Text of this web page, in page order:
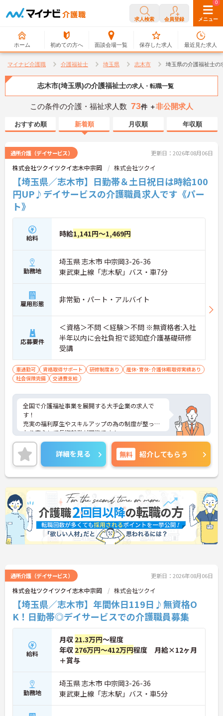
求人検索 会員登録 メニュー
ホーム 初めての方へ 面談会場一覧
0
保存した求人
0
最近見た求人
マイナビ介護職 介護福祉士 埼玉県 志木市 埼玉県の介護福祉士の
志木市(埼玉県)の介護福祉士の求人・転職一覧
この条件の介護・福祉求人数 73件 ＋非公開求人
おすすめ順 新着順 月収順 年収順
通所介護（デイサービス） 更新日：2026年08月06日
株式会社ツクイツクイ志木中宗岡 株式会社ツクイ
【埼玉県／志木市】日勤帯＆土日祝日は時給100
円UP♪デイサービスの介護職員求人です《パー
ト》
給料 時給1,141円～1,469円
勤務地
埼玉県 志木市 中宗岡3-26-36
東武東上線「志木駅」バス・車7分
雇用形態 非常勤・パート・アルバイト
応募要件
＜資格＞不問 ＜経験＞不問 ※無資格者:入社
半年以内に会社負担で認知症介護基礎研修
受講
車通勤可 資格取得サポート 研修制度あり
産休･育休･介護休暇取得実績あり
社会保険完備
交通費支給
全国で介護福祉事業を展開する大手企業の求人で
す！
充実の福利厚生やスキルアップの為の制度が整って
おり安心して長期就業が可能です！
ご興味ある方には、面接のポイントなど、さらに詳
細をお話致しますのでお気軽にご相談ください。
詳細を見る 無料 紹介してもらう
通所介護（デイサービス） 更新日：2026年08月06日
株式会社ツクイツクイ志木中宗岡 株式会社ツクイ
【埼玉県／志木市】年間休日119日♪無資格O
K！日勤帯◎デイサービスでの介護職員募集
給料
月収 21.3万円～程度
年収 276万円～412万円程度 月給×12ヶ月
＋賞与
勤務地
埼玉県 志木市 中宗岡3-26-36
東武東上線「志木駅」バス・車5分